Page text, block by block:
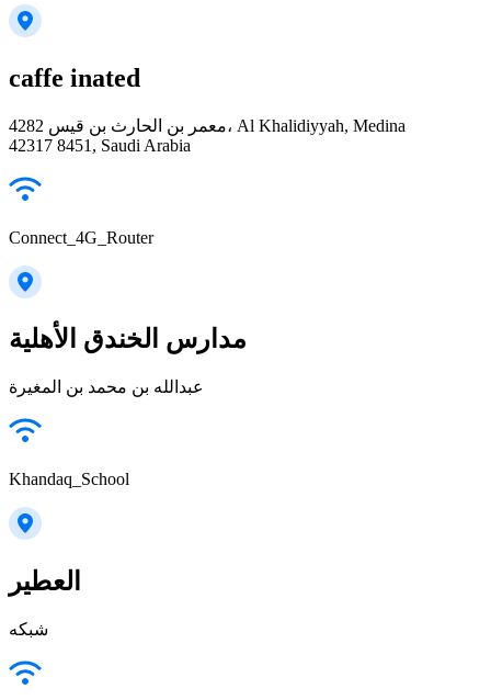
caffe inated
4282 معمر بن الحارث بن قيس، Al Khalidiyyah, Medina
42317 8451, Saudi Arabia
Connect_4G_Router
مدارس الخندق الأهلية
عبدالله بن محمد بن المغيرة
Khandaq_School
العطير
شبكه